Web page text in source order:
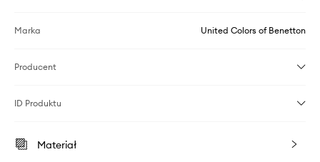
Marka United Colors of Benetton
Producent
ID Produktu
Materiał